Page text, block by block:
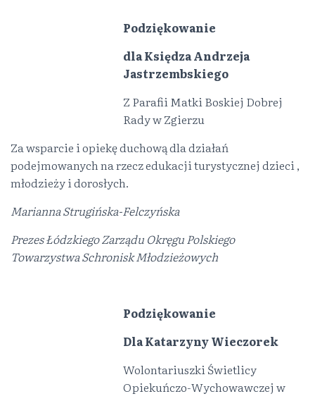
Podziękowanie
dla Księdza Andrzeja
Jastrzembskiego
Z Parafii Matki Boskiej Dobrej
Rady w Zgierzu
Za wsparcie i opiekę duchową dla działań
podejmowanych na rzecz edukacji turystycznej dzieci ,
młodzieży i dorosłych.
Marianna Strugińska-Felczyńska
Prezes Łódzkiego Zarządu Okręgu Polskiego
Towarzystwa Schronisk Młodzieżowych
Podziękowanie
Dla Katarzyny Wieczorek
Wolontariuszki Świetlicy
Opiekuńczo-Wychowawczej w